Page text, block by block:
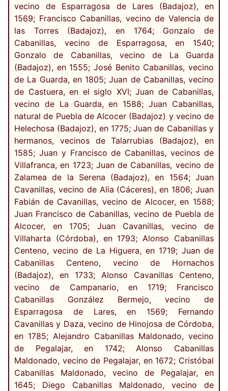
vecino de Esparragosa de Lares (Badajoz), en
1569; Francisco Cabanillas, vecino de Valencia de
las Torres (Badajoz), en 1764; Gonzalo de
Cabanillas, vecino de Esparragosa, en 1540;
Gonzalo de Cabanillas, vecino de La Guarda
(Badajoz), en 1555; José Benito Cabanillas, vecino
de La Guarda, en 1805; Juan de Cabanillas, vecino
de Castuera, en el siglo XVI; Juan de Cabanillas,
vecino de La Guarda, en 1588; Juan Cabanillas,
natural de Puebla de Alcocer (Badajoz) y vecino de
Helechosa (Badajoz), en 1775; Juan de Cabanillas y
hermanos, vecinos de Talarrubias (Badajoz), en
1585; Juan y Francisco de Cabanillas, vecinos de
Villafranca, en 1723; Juan de Cabanillas, vecino de
Zalamea de la Serena (Badajoz), en 1564; Juan
Cavanillas, vecino de Alia (Cáceres), en 1806; Juan
Fabián de Cavanillas, vecino de Alcocer, en 1588;
Juan Francisco de Cabanillas, vecino de Puebla de
Alcocer, en 1705; Juan Cavanillas, vecino de
Villaharta (Córdoba), en 1793; Alonso Cabanillas
Centeno, vecino de La Higuera, en 1719; Juan de
Cabanillas Centeno, vecino de Hornachos
(Badajoz), en 1733; Alonso Cavanillas Centeno,
vecino de Campanario, en 1719; Francisco
Cabanillas González Bermejo, vecino de
Esparragosa de Lares, en 1569; Fernando
Cavanillas y Daza, vecino de Hinojosa de Córdoba,
en 1785; Alejandro Cabanillas Maldonado, vecino
de Pegalajar, en 1742; Alonso Cabanillas
Maldonado, vecino de Pegalajar, en 1672; Cristóbal
Cabanillas Maldonado, vecino de Pegalajar, en
1645; Diego Cabanillas Maldonado, vecino de